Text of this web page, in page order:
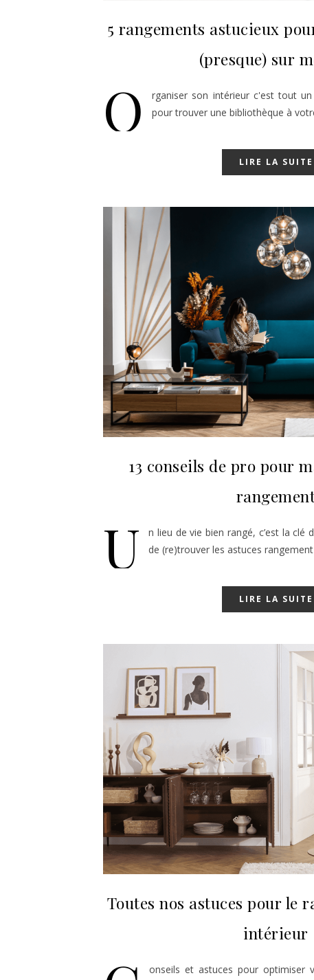
5 rangements astucieux
(presque) sur
O
rganiser son intérieur c'est tout
pour trouver une bibliothèque à
LIRE LA SUITE
13 conseils de pro pour
U
n lieu de vie bien rangé, c’est la clé
de (re)trouver les astuces
LIRE LA SUITE
Toutes nos astuces pour le
intérieur
onseils et astuces pour optimiser